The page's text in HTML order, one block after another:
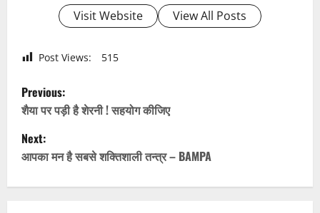
Visit Website View All Posts
Post Views: 515
P
o
s
Previous:
शैया पर पड़ी है शेरनी ! सहयोग कीजिए
Next:
आपका मन है सबसे शक्तिशाली तन्त्र – BAMPA